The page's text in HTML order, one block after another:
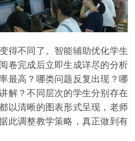
不同了。智能辅助优化学生
卷完成后立即生成详尽的分析
最高？哪类问题反复出现？哪
解？不同层次的学生分别存在
以清晰的图表形式呈现，老师
此调整教学策略，真正做到有